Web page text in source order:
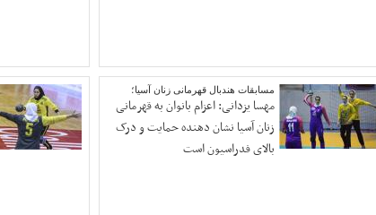
مسابقات هندبال قهرمانی زنان آسیا؛
مهسا یزدانی: اعزام بانوان به قهرمانی
زنان آسیا نشان دهنده حمایت و درک
بالای فدراسیون است